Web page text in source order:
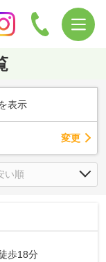
表示
変更
歩18分